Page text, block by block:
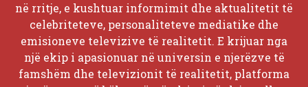
në rritje, e kushtuar informimit dhe aktualitetit të
celebriteteve, personaliteteve mediatike dhe
emisioneve televizive të realitetit. E krijuar nga
një ekip i apasionuar në universin e njerëzve të
famshëm dhe televizionit të realitetit, platforma